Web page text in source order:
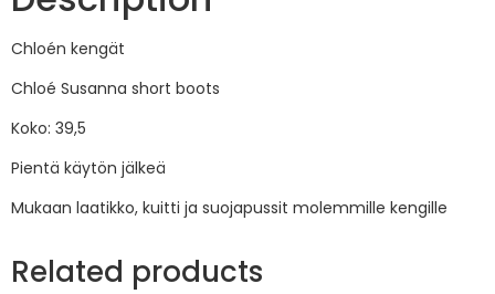
Chloén kengät
Chloé Susanna short boots
Koko: 39,5
Pientä käytön jälkeä
Mukaan laatikko, kuitti ja suojapussit molemmille kengille
Related products